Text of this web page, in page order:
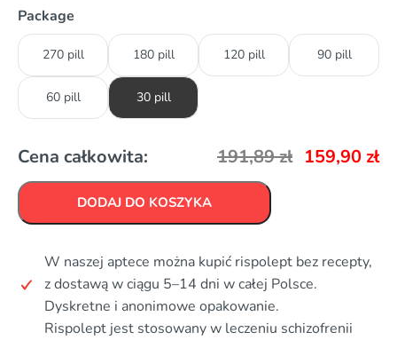
Package
270 pill 180 pill 120 pill 90 pill
60 pill 30 pill
Cena całkowita: 191,89zł 159,90 zł
DODAJ DO KOSZYKA
W naszej aptece można kupić rispolept bez recepty,
z dostawą w ciągu 5–14 dni w całej Polsce.
Dyskretne i anonimowe opakowanie.
Rispolept jest stosowany w leczeniu schizofrenii